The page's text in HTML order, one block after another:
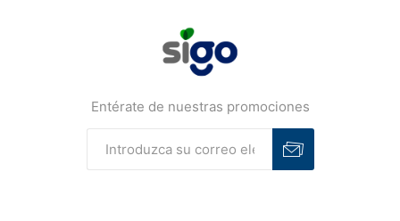
Entérate de nuestras promociones